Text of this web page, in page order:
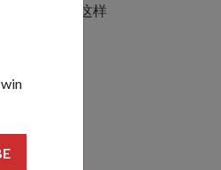
Jia Yi上尉这样
艇员之一。